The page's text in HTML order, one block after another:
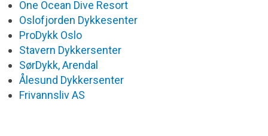
One Ocean Dive Resort
Oslofjorden Dykkesenter
ProDykk Oslo
Stavern Dykkersenter
SørDykk, Arendal
Ålesund Dykkersenter
Frivannsliv AS